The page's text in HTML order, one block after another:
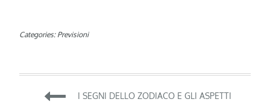
Categories: Previsioni
Navigazione
I SEGNI DELLO ZODIACO E GLI ASPETTI